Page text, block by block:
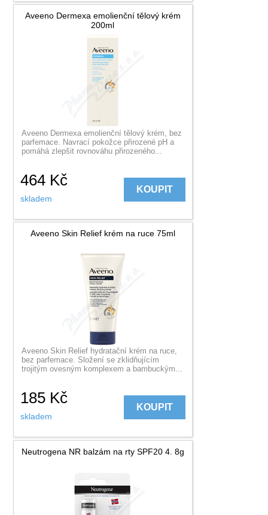
Aveeno Dermexa emolienční tělový krém
200ml
Aveeno Dermexa emolienční tělový krém, bez
parfemace. Navrací pokožce přirozené pH a
pomáhá zlepšit rovnováhu přirozeného...
464 Kč
skladem
KOUPIT
Aveeno Skin Relief krém na ruce 75ml
Aveeno Skin Relief hydratační krém na ruce,
bez parfemace. Složení se zklidňujícím
trojitým ovesným komplexem a bambuckým...
185 Kč
skladem
KOUPIT
Neutrogena NR balzám na rty SPF20 4. 8g